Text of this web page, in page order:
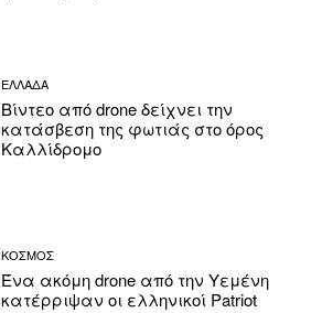
ΕΛΛΑΔΑ
Βίντεο από drone δείχνει την
κατάσβεση της φωτιάς στο όρος
Καλλίδρομο
ΚΟΣΜΟΣ
Ένα ακόμη drone από την Υεμένη
κατέρριψαν οι ελληνικοί Patriot